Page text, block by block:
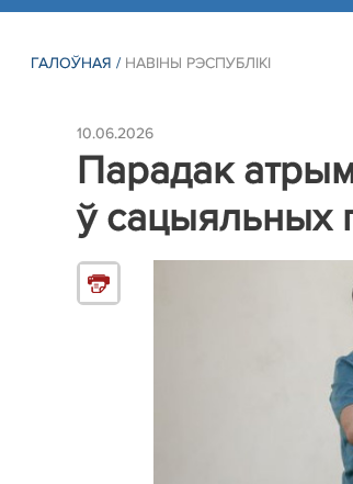
ГАЛОЎНАЯ / НАВІНЫ РЭСПУБЛIКI
10.06.2026
Парадак
ў сацыяльных